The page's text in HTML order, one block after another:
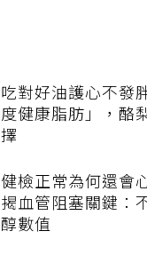
吃對好油護心不發
度健康脂肪」，酪
擇
健檢正常為何還會
揭血管阻塞關鍵：
醇數值